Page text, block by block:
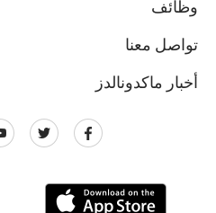
وظائف
تواصل معنا
أخبار ماكدونالدز